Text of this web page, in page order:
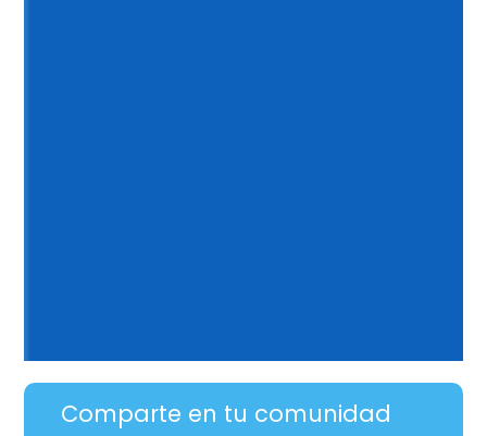
Comparte en tu comunidad